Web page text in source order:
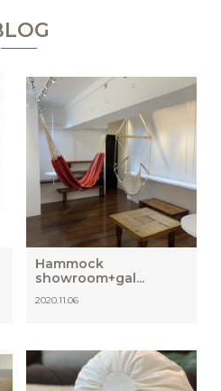
Hammock
showroom+gal...
2020.11.06